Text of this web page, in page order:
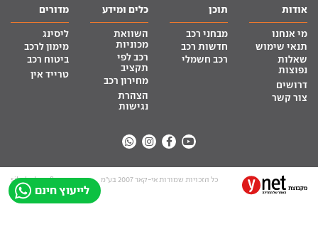
לייעוץ חינם
אודות
מי אנחנו
תנאי שימוש
שאלות
נפוצות
דרושים
צור קשר
תוכן
מבחני רכב
חדשות רכב
רכב חשמלי
כלים ומידע
השוואת
מכוניות
רכב לפי
תקציב
מחירון רכב
הצהרת
נגישות
מדורים
ליסינג
מימון לרכב
ביטוח רכב
טרייד אין
כל הזכויות שמורות אי-קאר 2007 בע”מ site by tq.soft